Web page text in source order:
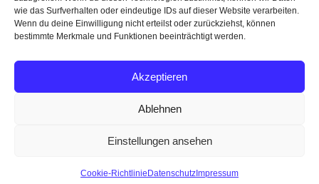
wie das Surfverhalten oder eindeutige IDs auf dieser Website verarbeiten.
Wenn du deine Einwilligung nicht erteilst oder zurückziehst, können
bestimmte Merkmale und Funktionen beeinträchtigt werden.
Akzeptieren
Ablehnen
Einstellungen ansehen
Cookie-Richtlinie Datenschutz Impressum
Datenschutz Cookie-Richtlinie (EU)